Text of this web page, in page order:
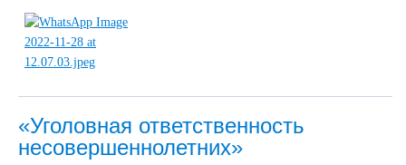
«Уголовная ответственность
несовершеннолетних»